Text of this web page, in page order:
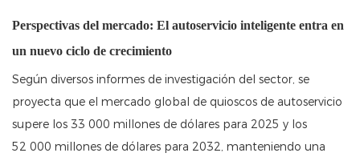
Perspectivas del mercado: El autoservicio inteligente entra en
un nuevo ciclo de crecimiento
Según diversos informes de investigación del sector, se
proyecta que el mercado global de quioscos de autoservicio
supere los 33 000 millones de dólares para 2025 y los
52 000 millones de dólares para 2032, manteniendo una